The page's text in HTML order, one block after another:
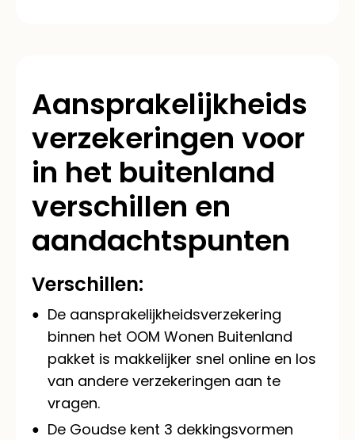
Aansprakelijkheids
verzekeringen voor
in het buitenland
verschillen en
aandachtspunten
Verschillen:
De aansprakelijkheidsverzekering
binnen het OOM Wonen Buitenland
pakket is makkelijker snel online en los
van andere verzekeringen aan te
vragen.
De Goudse kent 3 dekkingsvormen